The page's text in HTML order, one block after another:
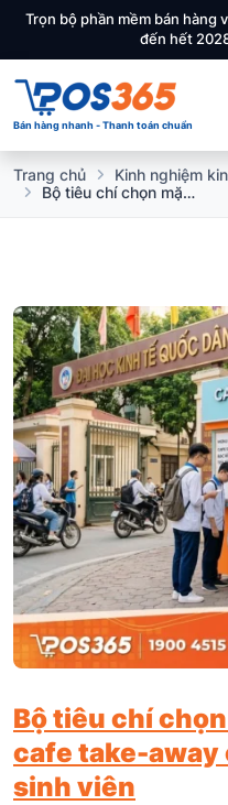
Trọn bộ phần mềm bán hàng
đến hết
Bán hàng nhanh - Thanh toán chuẩn
Trang chủ Kinh nghiệm
Bộ tiêu chí chọn mặt bằng quán cafe take-away chuyên bán cho sinh viên
Bộ tiêu chí
cafe take-away
sinh viên